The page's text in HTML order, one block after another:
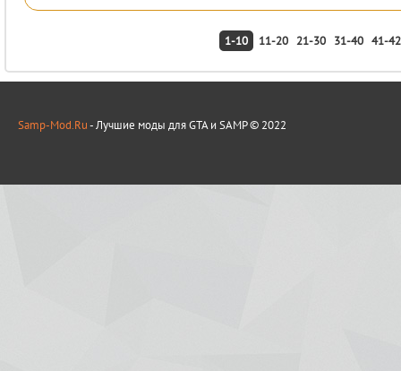
1-10 11-20 21-30 31-40 41-42
Samp-Mod.Ru- Лучшие моды для GTA и SAMP © 2022